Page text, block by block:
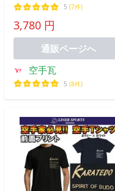
5 (7件)
3,780 円
通販ページへ
空手瓦
5 (8件)